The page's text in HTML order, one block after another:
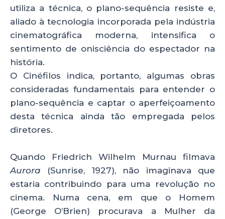
utiliza a técnica, o plano-sequência resiste e,
aliado à tecnologia incorporada pela indústria
cinematográfica moderna, intensifica o
sentimento de onisciência do espectador na
história.
O Cinéfilos indica, portanto, algumas obras
consideradas fundamentais para entender o
plano-sequência e captar o aperfeiçoamento
desta técnica ainda tão empregada pelos
diretores.
Quando Friedrich Wilhelm Murnau filmava
Aurora (Sunrise, 1927), não imaginava que
estaria contribuindo para uma revolução no
cinema. Numa cena, em que o Homem
(George O’Brien) procurava a Mulher da